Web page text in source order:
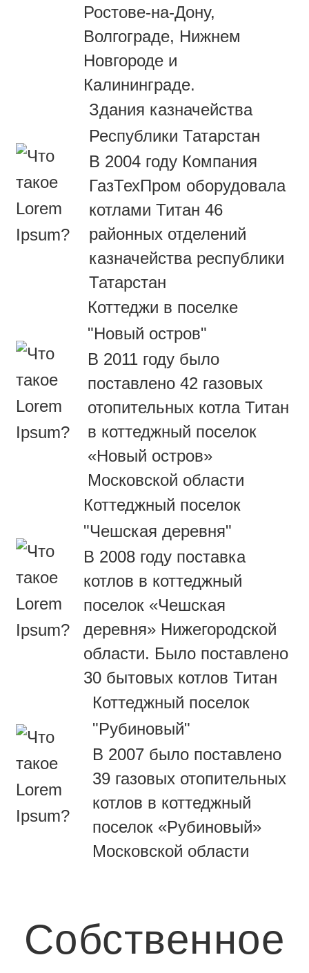
Ростове-на-Дону,
Волгограде, Нижнем
Новгороде и
Калининграде.
Здания казначейства
Республики Татарстан
В 2004 году Компания
ГазТехПром оборудовала
котлами Титан 46
районных отделений
казначейства республики
Татарстан
Коттеджи в поселке
"Новый остров"
В 2011 году было
поставлено 42 газовых
отопительных котла Титан
в коттеджный поселок
«Новый остров»
Московской области
Коттеджный поселок
"Чешская деревня"
В 2008 году поставка
котлов в коттеджный
поселок «Чешская
деревня» Нижегородской
области. Было поставлено
30 бытовых котлов Титан
Коттеджный поселок
"Рубиновый"
В 2007 было поставлено
39 газовых отопительных
котлов в коттеджный
поселок «Рубиновый»
Московской области
Собственное